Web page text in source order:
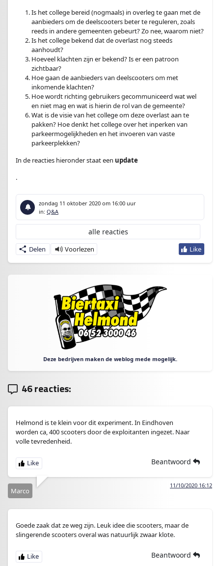
Is het college bereid (nogmaals) in overleg te gaan met de
aanbieders om de deelscooters beter te reguleren, zoals
reeds in andere gemeenten gebeurt? Zo nee, waarom niet?
Is het college bekend dat de overlast nog steeds
aanhoudt?
Hoeveel klachten zijn er bekend? Is er een patroon
zichtbaar?
Hoe gaan de aanbieders van deelscooters om met
inkomende klachten?
Hoe wordt richting gebruikers gecommuniceerd wat wel
en niet mag en wat is hierin de rol van de gemeente?
Wat is de visie van het college om deze overlast aan te
pakken? Hoe denkt het college over het inperken van
parkeermogelijkheden en het invoeren van vaste
parkeerplekken?
In de reacties hieronder staat een update
.
zondag 11 oktober 2020 om 16:00 uur
in: Q&A
Delen
alle reacties
Deze bedrijven maken de weblog mede mogelijk.
46 reacties:
Helmond is te klein voor dit experiment. In Eindhoven
worden ca, 400 scooters door de exploitanten ingezet. Naar
volle tevredenheid.
Beantwoord
11/10/2020 16:12
Marco
Goede zaak dat ze weg zijn. Leuk idee die scooters, maar de
slingerende scooters overal was natuurlijk zwaar klote.
Beantwoord